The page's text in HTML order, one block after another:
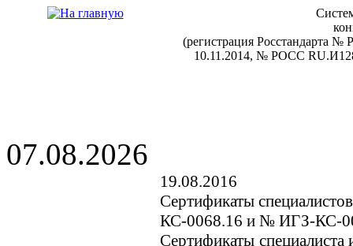
(регистрация
10.11.2014, № РОСС
07.08.2026
19.08.2016
Сертификаты
КС-0068.16 и № ИГЗ-КС-
Сертификаты специалиста